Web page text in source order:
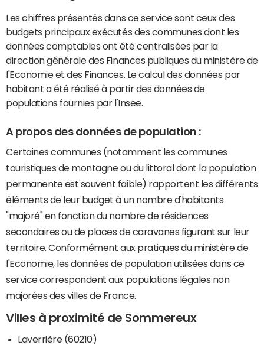
Les chiffres présentés dans ce service sont ceux des
budgets principaux exécutés des communes dont les
données comptables ont été centralisées par la
direction générale des Finances publiques du ministère de
l'Economie et des Finances. Le calcul des données par
habitant a été réalisé à partir des données de
populations fournies par l'Insee.
A propos des données de population :
Certaines communes (notamment les communes
touristiques de montagne ou du littoral dont la population
permanente est souvent faible) rapportent les différents
éléments de leur budget à un nombre d'habitants
"majoré" en fonction du nombre de résidences
secondaires ou de places de caravanes figurant sur leur
territoire. Conformément aux pratiques du ministère de
l'Economie, les données de population utilisées dans ce
service correspondent aux populations légales non
majorées des villes de France.
Villes à proximité de Sommereux
Laverrière (60210)